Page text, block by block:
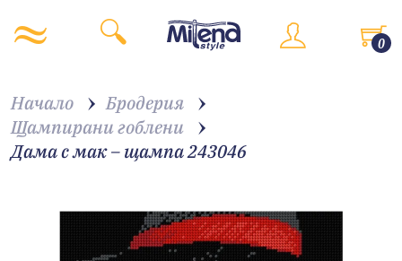
0
Начало
Бродерия
Щампирани гоблени
Дама с мак – щампа 243046